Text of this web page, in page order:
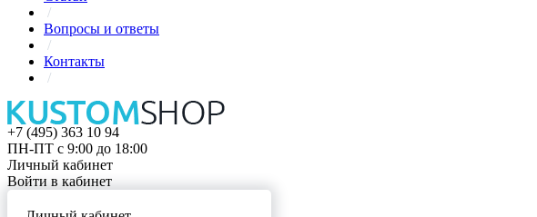
/
Вопросы и ответы
/
Контакты
/
+7 (495) 363 10 94
ПН-ПТ с 9:00 до 18:00
Личный кабинет
Войти в кабинет